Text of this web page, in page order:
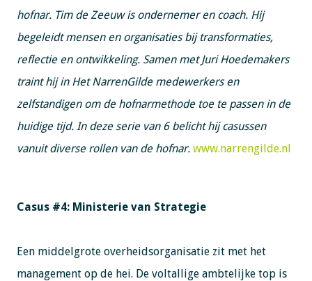
hofnar. Tim de Zeeuw is ondernemer en coach. Hij
begeleidt mensen en organisaties bij transformaties,
reflectie en ontwikkeling. Samen met Juri Hoedemakers
traint hij in Het NarrenGilde medewerkers en
zelfstandigen om de hofnarmethode toe te passen in de
huidige tijd. In deze serie van 6 belicht hij casussen
vanuit diverse rollen van de hofnar. www.narrengilde.nl
Casus #4: Ministerie van Strategie
Een middelgrote overheidsorganisatie zit met het
management op de hei. De voltallige ambtelijke top is